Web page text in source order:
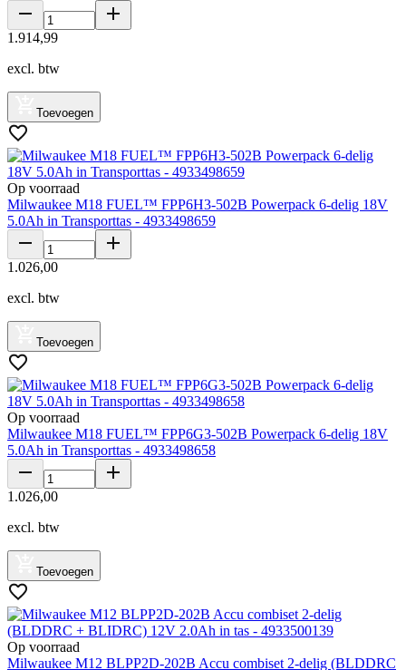
1 .914,99
excl. btw
Toevoegen
Op voorraad
Milwaukee M18 FUEL™ FPP6H3-502B Powerpack 6-delig 18V
5.0Ah in Transporttas - 4933498659
1 .026,00
excl. btw
Toevoegen
Op voorraad
Milwaukee M18 FUEL™ FPP6G3-502B Powerpack 6-delig 18V
5.0Ah in Transporttas - 4933498658
1 .026,00
excl. btw
Toevoegen
Op voorraad
Milwaukee M12 BLPP2D-202B Accu combiset 2-delig (BLDDRC